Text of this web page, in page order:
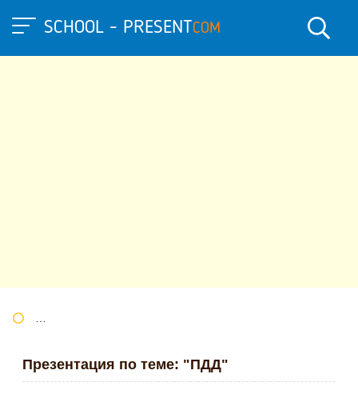
SCHOOL - PRESENTCOM
Презентация по теме: "ПДД"